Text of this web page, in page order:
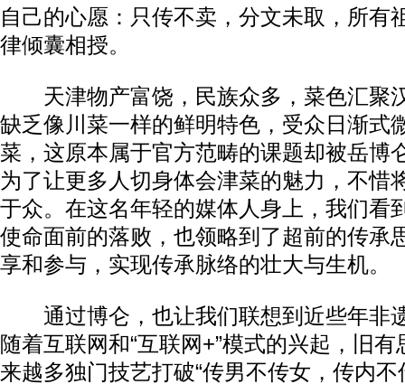
自己的心愿：只传不卖，分文未取，所有
律倾囊相授。
天津物产富饶，民族众多，菜色汇聚
缺乏像川菜一样的鲜明特色，受众日渐式
菜，这原本属于官方范畴的课题却被岳博
为了让更多人切身体会津菜的魅力，不惜
于众。在这名年轻的媒体人身上，我们看
使命面前的落败，也领略到了超前的传承
享和参与，实现传承脉络的壮大与生机。
通过博仑，也让我们联想到近些年非遗
随着互联网和“互联网+”模式的兴起，旧
来越多独门技艺打破“传男不传女，传内不